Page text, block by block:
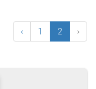
‹ 1 2 ›